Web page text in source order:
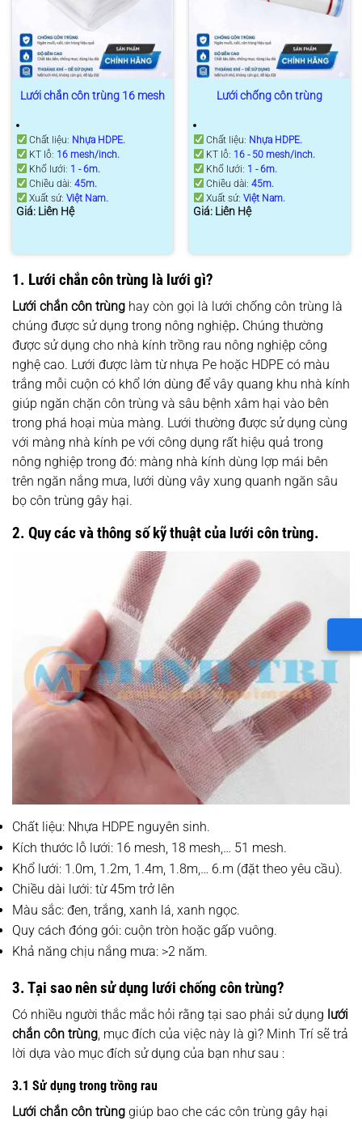
LỌC
Lưới chắn côn trùng 16 mesh
Chất liệu: Nhựa HDPE.
KT lỗ: 16 mesh/inch.
Khổ lưới: 1 - 6m.
Chiều dài:45m.
Xuất sứ:Việt Nam.
Giá: Liên Hệ
Lưới chống côn trùng
Chất liệu: Nhựa HDPE.
KT lỗ: 16 - 50 mesh/inch.
Khổ lưới: 1 - 6m.
Chiều dài:45m.
Xuất sứ:Việt Nam.
Giá: Liên Hệ
1. Lưới chắn côn trùng là lưới gì?
Lưới chắn côn trùng hay còn gọi là lưới chống côn trùng là
chúng được sử dụng trong nông nghiệp. Chúng thường
được sử dụng cho nhà kính trồng rau nông nghiệp công
nghệ cao. Lưới được làm từ nhựa Pe hoặc HDPE có màu
trắng mỗi cuộn có khổ lớn dùng để vây quang khu nhà kính
giúp ngăn chặn côn trùng và sâu bệnh xâm hại vào bên
trong phá hoại mùa màng. Lưới thường được sử dụng cùng
với màng nhà kính pe với công dụng rất hiệu quả trong
nông nghiệp trong đó: màng nhà kính dùng lợp mái bên
trên ngăn nắng mưa, lưới dùng vây xung quanh ngăn sâu
bọ côn trùng gây hại.
2. Quy các và thông số kỹ thuật của lưới côn trùng.
Chất liệu: Nhựa HDPE nguyên sinh.
Kích thước lỗ lưới: 16 mesh, 18 mesh,… 51 mesh.
Khổ lưới: 1.0m, 1.2m, 1.4m, 1.8m,… 6.m (đặt theo yêu cầu).
Chiều dài lưới: từ 45m trở lên
Màu sắc: đen, trắng, xanh lá, xanh ngọc.
Quy cách đóng gói: cuộn tròn hoặc gấp vuông.
Khả năng chịu nắng mưa: >2 năm.
3. Tại sao nên sử dụng lưới chống côn trùng?
Có nhiều người thắc mắc hỏi rằng tại sao phải sử dụng ​ lưới
chắn côn trùng, mục đích của việc này là gì? Minh Trí sẽ trả
lời dựa vào mục đích sử dụng của bạn như sau :
3.1 Sử dụng trong trồng rau
Lưới chắn côn trùng giúp bao che các côn trùng gây hại